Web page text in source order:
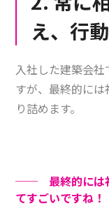
え、行
入社した建築会
すが、最終的に
り詰めます。
── 最終的には社
てすごいですね